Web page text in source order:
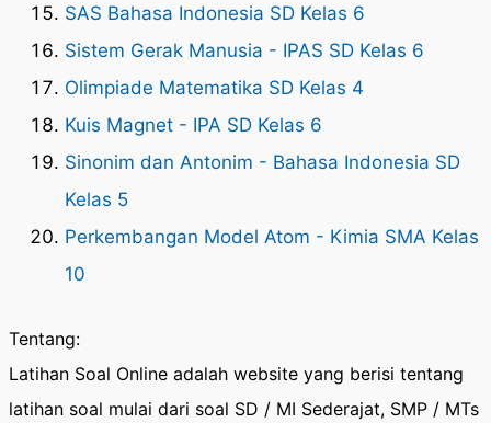
SAS Bahasa Indonesia SD Kelas 6
Sistem Gerak Manusia - IPAS SD Kelas 6
Olimpiade Matematika SD Kelas 4
Kuis Magnet - IPA SD Kelas 6
Sinonim dan Antonim - Bahasa Indonesia SD
Kelas 5
Perkembangan Model Atom - Kimia SMA Kelas
10
Tentang:
Latihan Soal Online adalah website yang berisi tentang
latihan soal mulai dari soal SD / MI Sederajat, SMP / MTs